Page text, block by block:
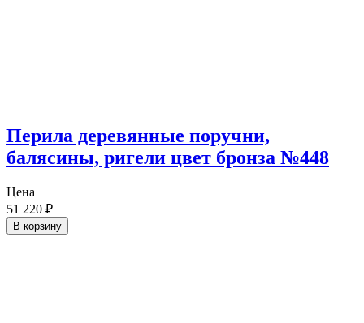
Перила деревянные поручни,
балясины, ригели цвет бронза №448
Цена
51 220 ₽
В корзину